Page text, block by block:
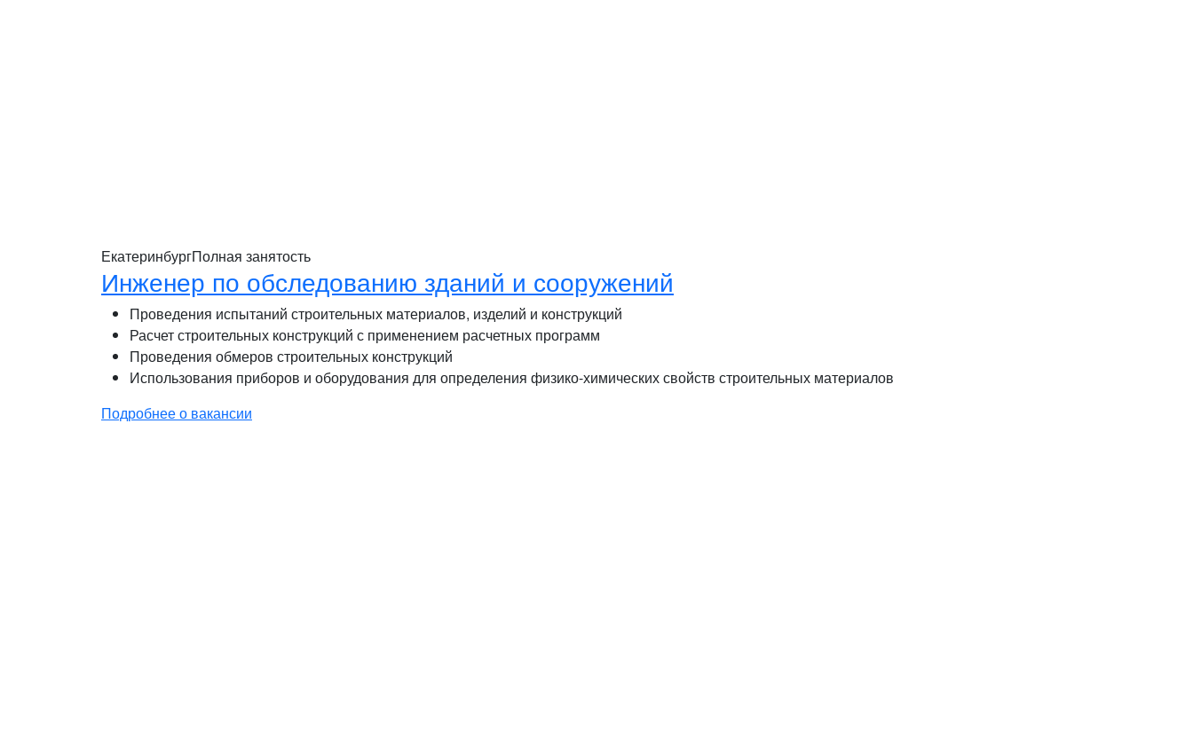
ЕкатеринбургПолная занятость
Инженер по обследованию зданий и сооружений
Проведения испытаний строительных материалов, изделий и конструкций
Расчет строительных конструкций с применением расчетных программ
Проведения обмеров строительных конструкций
Использования приборов и оборудования для определения физико-химических свойств строительных материалов
Подробнее о вакансии